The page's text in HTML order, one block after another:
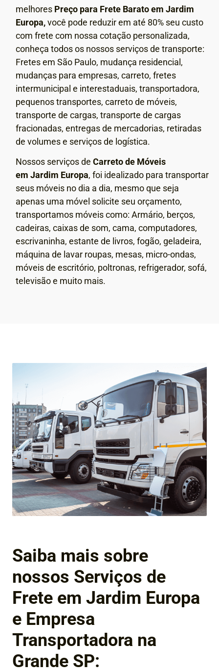
melhores Preço para Frete Barato em Jardim
Europa,você pode reduzir em até 80% seu custo
com frete com nossa cotação personalizada,
conheça todos os nossos serviços de transporte:
Fretes em São Paulo, mudança residencial,
mudanças para empresas, carreto, fretes
intermunicipal e interestaduais, transportadora,
pequenos transportes, carreto de móveis,
transporte de cargas, transporte de cargas
fracionadas, entregas de mercadorias, retiradas
de volumes e serviços de logística.
Nossos serviços de Carreto de Móveis
em Jardim Europa, foi idealizado para transportar
seus móveis no dia a dia, mesmo que seja
apenas uma móvel solicite seu orçamento,
transportamos móveis como: Armário, berços,
cadeiras, caixas de som, cama, computadores,
escrivaninha, estante de livros, fogão, geladeira,
máquina de lavar roupas, mesas, micro-ondas,
móveis de escritório, poltronas, refrigerador, sofá,
televisão e muito mais.
Saiba mais sobre
nossos Serviços de
Frete em Jardim Europa
e Empresa
Transportadora na
Grande SP: